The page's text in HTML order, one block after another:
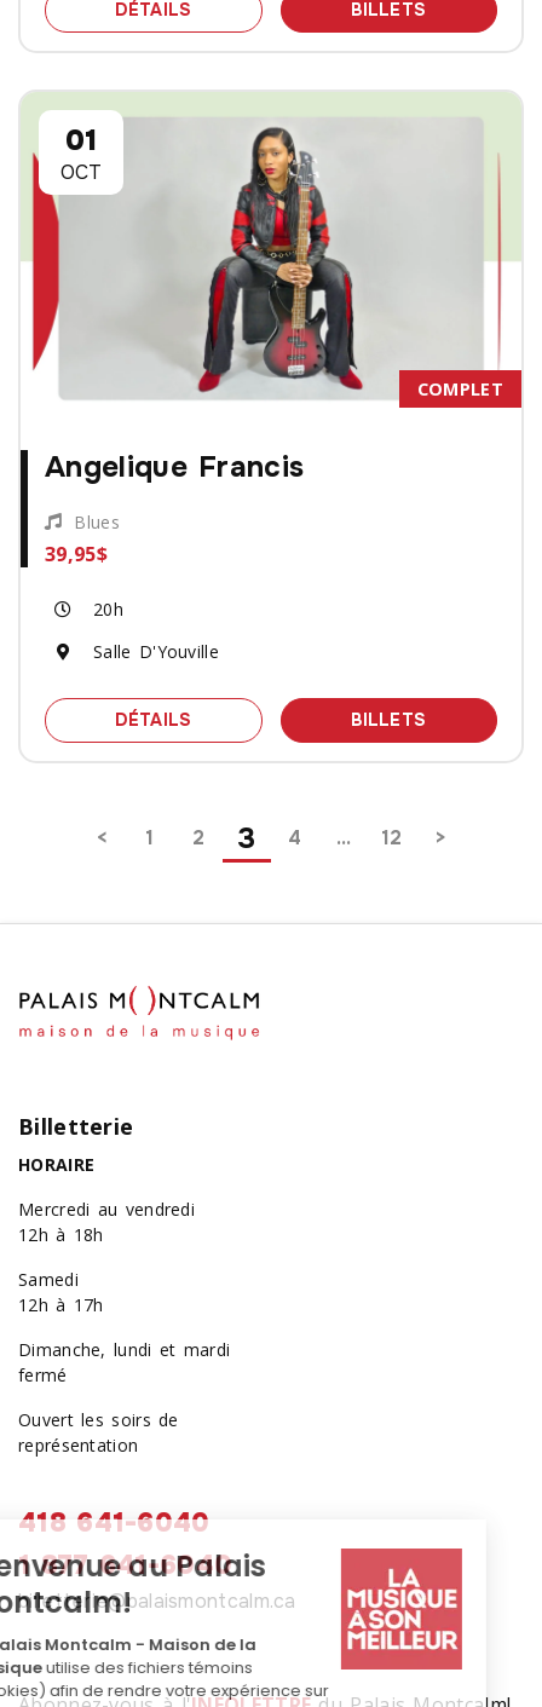
DÉTAILS SPECTACLE DUO FORTIN-POIRIER -
BILLETS DES
01
OCT
COMPLET
Angelique Francis
Blues
39,95$
20h
Salle D'Youville
DÉTAILS SPECTACLE ANGELIQUE FRANCIS
BILLETS DES
Pagination 1 2 3 4 … 12
Billetterie
HORAIRE
Mercredi au vendredi
12h à 18h
Samedi
12h à 17h
Dimanche, lundi et mardi
fermé
Ouvert les soirs de
représentation
418 641-6040
1 877 641-6040
billetterie@palaismontcalm.ca